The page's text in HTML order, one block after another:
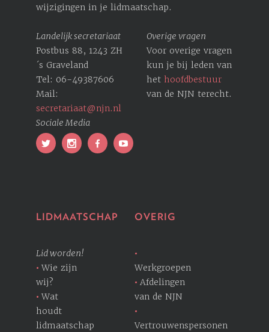
wijzigingen in je lidmaatschap.
Landelijk secretariaat
Postbus 88, 1243 ZH
´s Graveland
Tel: 06-49387606
Mail:
secretariaat@njn.nl
Overige vragen
Voor overige vragen
kun je bij leden van
het hoofdbestuur
van de NJN terecht.
Sociale Media
LIDMAATSCHAP
Lid worden!
Wie zijn
wij?
Wat
houdt
lidmaatschap
OVERIG
Werkgroepen
Afdelingen
van de NJN
Vertrouwenspersonen